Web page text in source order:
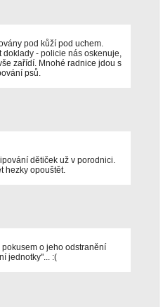
pod kůží pod uchem.
doklady - policie nás oskenuje,
zařídí. Mnohé radnice jdou s
psů.
dětiček už v porodnici.
hezky opouštět.
o jeho odstranění
jednotky"... :(